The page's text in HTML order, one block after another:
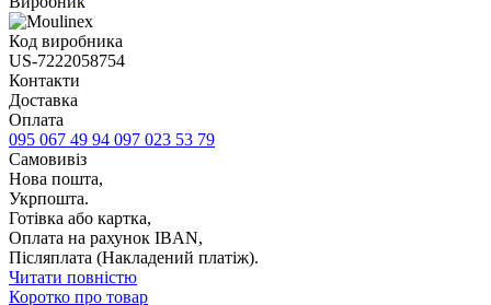
Код виробника
US-7222058754
Контакти
Доставка
Оплата
095 067 49 94 097 023 53 79
Самовивіз
Нова пошта,
Укрпошта.
Готівка або картка,
Оплата на рахунок IBAN,
Післяплата (Накладений платіж).
Читати повністю
Коротко про товар